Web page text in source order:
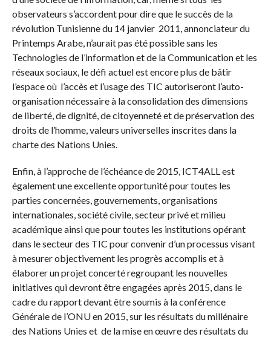
observateurs s’accordent pour dire que le succès de la
révolution Tunisienne du 14 janvier 2011, annonciateur du
Printemps Arabe, n’aurait pas été possible sans les
Technologies de l’information et de la Communication et les
réseaux sociaux, le défi actuel est encore plus de bâtir
l’espace où l’accès et l’usage des TIC autoriseront l’auto-
organisation nécessaire à la consolidation des dimensions
de liberté, de dignité, de citoyenneté et de préservation des
droits de l’homme, valeurs universelles inscrites dans la
charte des Nations Unies.
Enfin, à l’approche de l’échéance de 2015, ICT4ALL est
également une excellente opportunité pour toutes les
parties concernées, gouvernements, organisations
internationales, société civile, secteur privé et milieu
académique ainsi que pour toutes les institutions opérant
dans le secteur des TIC pour convenir d’un processus visant
à mesurer objectivement les progrès accomplis et à
élaborer un projet concerté regroupant les nouvelles
initiatives qui devront être engagées après 2015, dans le
cadre du rapport devant être soumis à la conférence
Générale de l’ONU en 2015, sur les résultats du millénaire
des Nations Unies et de la mise en œuvre des résultats du